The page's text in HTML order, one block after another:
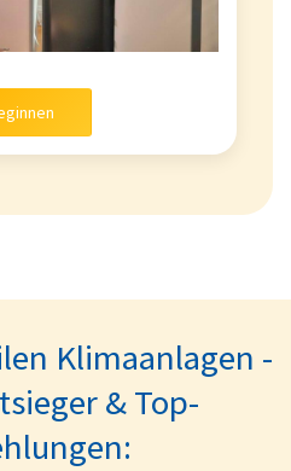
Klimaanlagen -
& Top-